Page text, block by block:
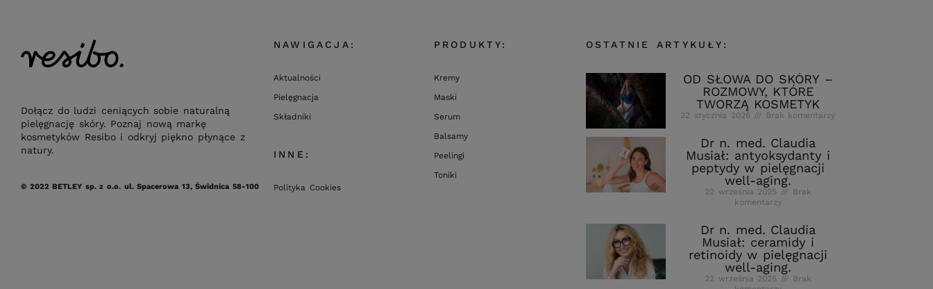
Dołącz do ludzi ceniących sobie naturalną
pielęgnację skóry. Poznaj nową markę
kosmetyków Resibo i odkryj piękno płynące z
natury.
© 2022 BETLEY sp. z o.o. ul. Spacerowa 13,Świdnica 58-100
NAWIGACJA:
Aktualności
Pielęgnacja
Składniki
INNE:
Polityka Cookies
PRODUKTY:
Kremy
Maski
Serum
Balsamy
Peelingi
Toniki
OSTATNIE ARTYKUŁY:
OD SŁOWA DO SKÓRY –
ROZMOWY, KTÓRE
TWORZĄ KOSMETYK
22 stycznia 2026 Brak komentarzy
Dr n. med. Claudia
Musiał: antyoksydanty i
peptydy w pielęgnacji
well-aging.
22 września 2025
Brak
komentarzy
Dr n. med. Claudia
Musiał: ceramidy i
retinoidy w pielęgnacji
well-aging.
22 września 2025
Brak